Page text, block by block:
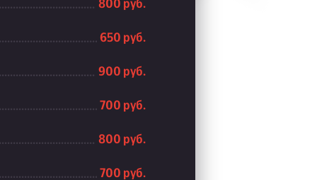
800 руб.
650 руб.
900 руб.
700 руб.
800 руб.
700 руб.